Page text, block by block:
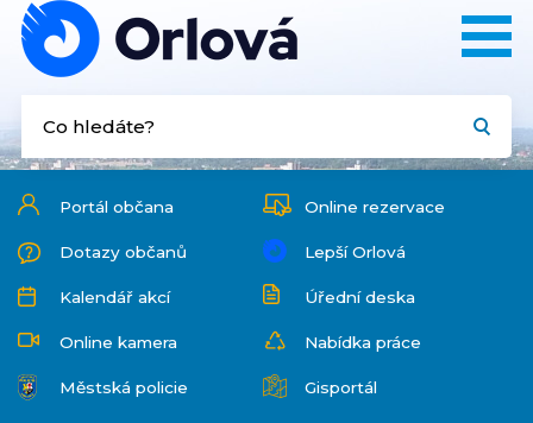
Portál občana Online rezervace
Dotazy občanů Lepší Orlová
Kalendář akcí Úřední deska
Online kamera Nabídka práce
Městská policie Gisportál